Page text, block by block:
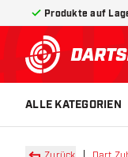
Produkte auf
ALLE KATEGORIEN